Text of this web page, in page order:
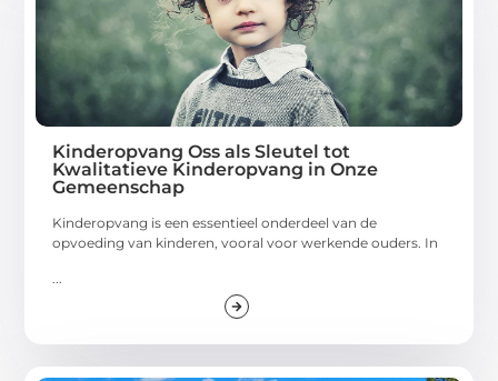
Kinderopvang Oss als Sleutel tot
Kwalitatieve Kinderopvang in Onze
Gemeenschap
Kinderopvang is een essentieel onderdeel van de
opvoeding van kinderen, vooral voor werkende ouders. In
...